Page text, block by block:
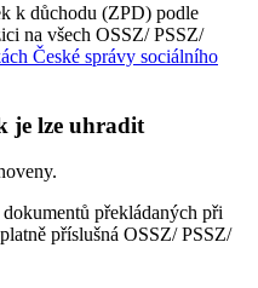
k důchodu (ZPD) podle
na všech OSSZ/ PSSZ/
České správy sociálního
je lze uhradit
překládaných při
příslušná OSSZ/ PSSZ/